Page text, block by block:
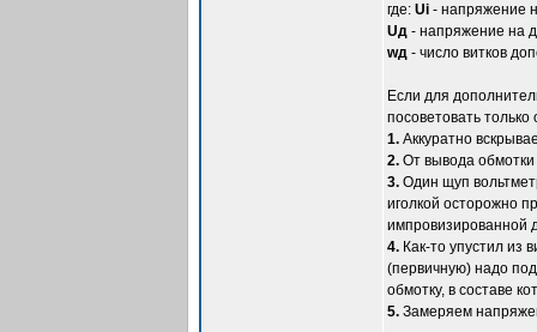
где: Ui - напряжение
Uд - напряжение на
wд - число витков
Если для
посоветовать
1. Аккуратно
2. От вывода
3. Один щуп
иголкой осторожно
импровизированной
4. Как-то упустил из
(первичную) надо
обмотку, в составе
5. Замеряем